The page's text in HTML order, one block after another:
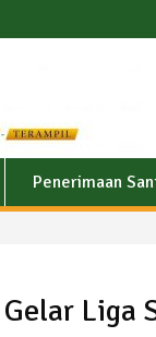
Penerimaan
Liga